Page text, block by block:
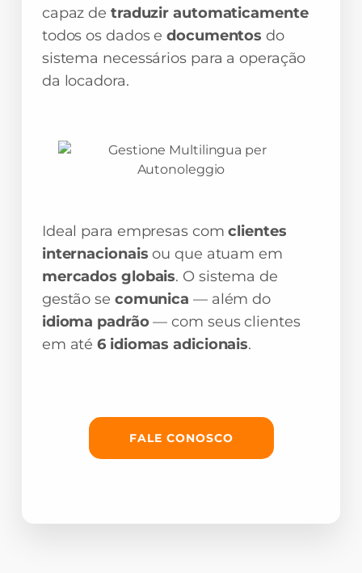
capaz de traduzir automaticamente
todos os dados edocumentos do
sistema necessários para a operação
da locadora.
Ideal para empresas comclientes
internacionais ou que atuam em
mercados globais. O sistema de
gestão se comunica — além do
idioma padrão— com seus clientes
em até6 idiomas adicionais.
FALE CONOSCO